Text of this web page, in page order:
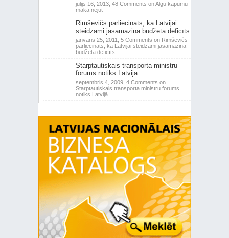
jūlijs 16, 2013, 48 Comments on Algu kāpumu
makā nejūt
Rimšēvičs pārliecināts, ka Latvijai
steidzami jāsamazina budžeta deficīts
janvāris 25, 2011, 5 Comments on Rimšēvičs
pārliecināts, ka Latvijai steidzami jāsamazina
budžeta deficīts
Starptautiskais transporta ministru
forums notiks Latvijā
septembris 4, 2009, 4 Comments on
Starptautiskais transporta ministru forums
notiks Latvijā